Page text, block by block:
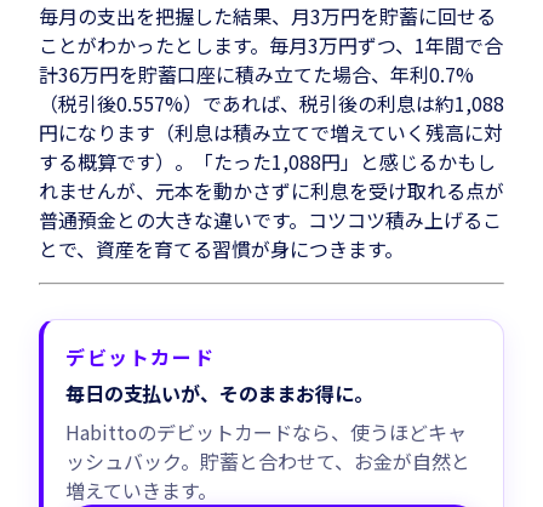
毎月の支出を把握した結果、月3万円を貯蓄に回せる
ことがわかったとします。毎月3万円ずつ、1年間で合
計36万円を貯蓄口座に積み立てた場合、年利0.7%
（税引後0.557%）であれば、税引後の利息は約1,088
円になります（利息は積み立てで増えていく残高に対
する概算です）。「たった1,088円」と感じるかもし
れませんが、元本を動かさずに利息を受け取れる点が
普通預金との大きな違いです。コツコツ積み上げるこ
とで、資産を育てる習慣が身につきます。
デビットカード
毎日の支払いが、そのままお得に。
Habittoのデビットカードなら、使うほどキャ
ッシュバック。貯蓄と合わせて、お金が自然と
増えていきます。